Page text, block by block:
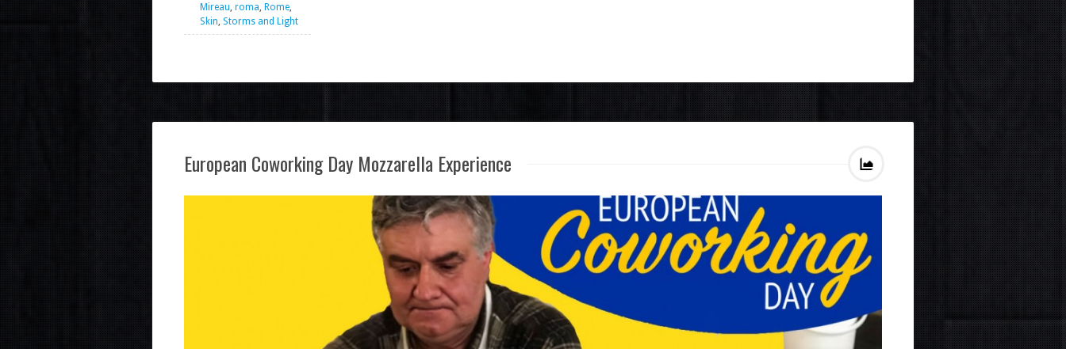
Mireau, roma, Rome,
Skin, Storms and Light
European Coworking Day Mozzarella Experience